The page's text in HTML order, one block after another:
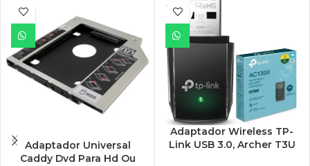
Adaptador Universal
Caddy Dvd Para Hd Ou
ESGO
TADO
Adaptador Wireless TP-
Link USB 3.0, Archer T3U